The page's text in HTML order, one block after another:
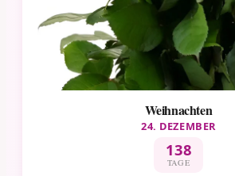
Weihnachten
24. DEZEMBER
138
TAGE